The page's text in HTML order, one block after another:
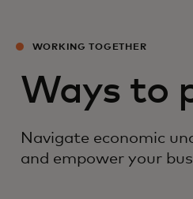
WORKING TOGETHER
Ways to
Navigate economic
and empower your